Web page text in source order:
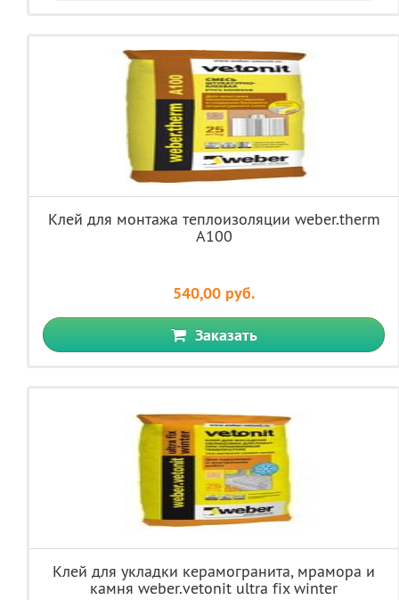
Клей для монтажа теплоизоляции weber.therm
A100
540,00 руб.
Заказать
Клей для укладки керамогранита, мрамора и
камня weber.vetonit ultra fix winter